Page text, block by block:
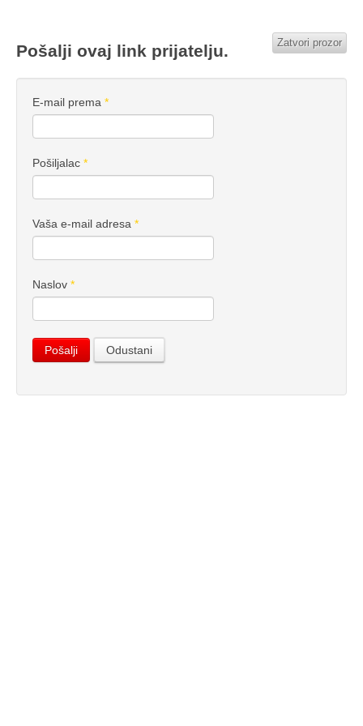
Pošalji ovaj link prijatelju. Zatvori prozor
E-mail prema *
Pošiljalac *
Vaša e-mail adresa *
Naslov *
Pošalji Odustani